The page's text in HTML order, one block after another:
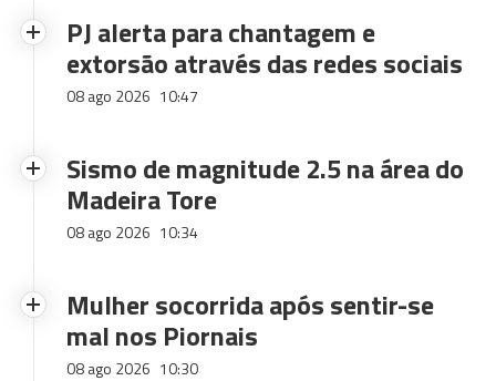
PJ alerta para chantagem e
extorsão através das redes sociais
08 ago 2026 10:47
Sismo de magnitude 2.5 na área do
Madeira Tore
08 ago 2026 10:34
Mulher socorrida após sentir-se
mal nos Piornais
08 ago 2026 10:30